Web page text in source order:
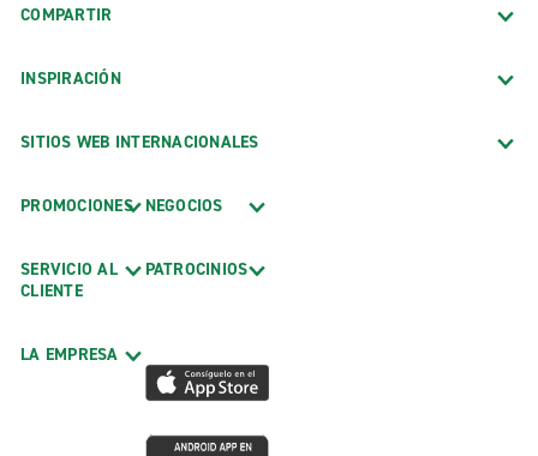
COMPARTIR
INSPIRACIÓN
SITIOS WEB INTERNACIONALES
PROMOCIONES
SERVICIO AL
CLIENTE
LA EMPRESA
NEGOCIOS
PATROCINIOS